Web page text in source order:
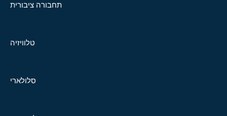
תחבורה ציבורית
טלוויזיה
סלולארי